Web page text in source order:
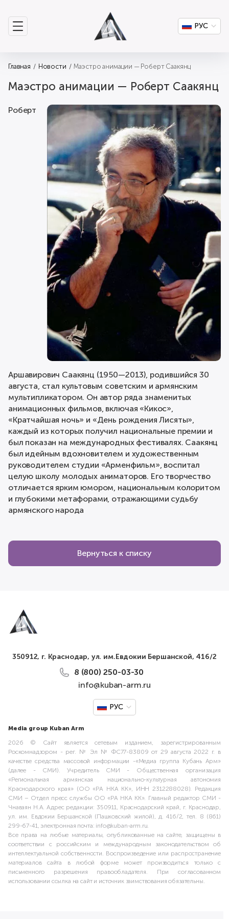
РУС
Главная Новости Маэстро анимации — Роберт Саакянц
Маэстро анимации — Роберт Саакянц
Роберт
Аршавирович Саакянц (1950—2013), родившийся 30
августа, стал культовым советским и армянским
мультипликатором. Он автор ряда знаменитых
анимационных фильмов, включая «Кикос»,
«Кратчайшая ночь» и «День рождения Лисяты»,
каждый из которых получил национальные премии и
был показан на международных фестивалях. Саакянц
был идейным вдохновителем и художественным
руководителем студии «Арменфильм», воспитал
целую школу молодых аниматоров. Его творчество
отличается ярким юмором, национальным колоритом
и глубокими метафорами, отражающими судьбу
армянского народа
Вернуться к списку
350912, г. Краснодар, ул. им.Евдокии Бершанской, 416/2
8 (800) 250-03-30
info@kuban-arm.ru
РУС
Media group Kuban Arm
2026 © Сайт является сетевым изданием, зарегистрированным
Роскомнадзором - рег. № Эл № ФС77-83809 от 29 августа 2022 г. в
качестве средства массовой информации -«Медиа группа Кубань Арм»
(далее - СМИ). Учредитель СМИ - Общественная организация
«Региональная армянская национально-культурная автономия
Краснодарского края» (ОО «РА НКА КК», ИНН 2312288028). Редакция
СМИ – Отдел пресс службы ОО «РА НКА КК». Главный редактор СМИ -
Чнаваян Н.А. Адрес редакции: 350911, Краснодарский край, г. Краснодар,
ул. им. Евдокии Бершанской (Пашковский жилой), д. 416/2, тел. 8 (861)
299-67-41, электронная почта: info@kuban-arm.ru.
Все права на любые материалы, опубликованные на сайте, защищены в
соответствии с российским и международным законодательством об
интеллектуальной собственности. Воспроизведение или распространение
материалов сайта в любой форме может производиться только с
письменного разрешения правообладателя. При согласованном
использовании ссылка на сайт и источник заимствования обязательны.